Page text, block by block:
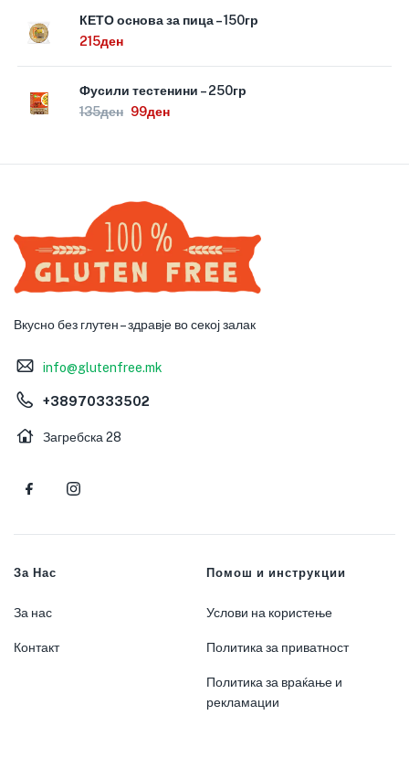
КЕТО основа за пица – 150гр
215ден
Фусили тестенини – 250гр
135ден 99ден
Вкусно без глутен – здравје во секој залак
info@glutenfree.mk
+38970333502
Загребска 28
За Нас
За нас
Контакт
Помош и инструкции
Услови на користење
Политика за приватност
Политика за враќање и
рекламации